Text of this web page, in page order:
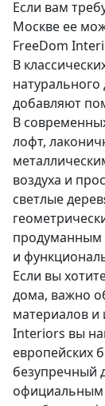
Если вам
Москве ее
FreeDom
В
добавляют
В
лофт,
воздуха и
светлые
и
Если вы
дома, важно
материалов и
Interiors вы
европейских
безупречный
официальным